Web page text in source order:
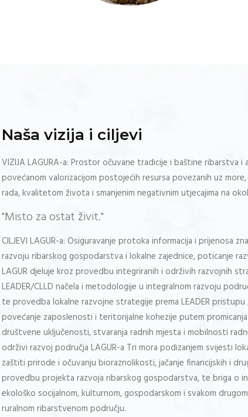
Naša vizija i ciljevi
VIZIJA LAGURA-a: Prostor očuvane tradicije i baštine ribarstva i
povećanom valorizacijom postojećih resursa povezanih uz
rada, kvalitetom života i smanjenim negativnim utjecajima na
"Misto za ostat živit."
CILJEVI LAGUR-a: Osiguravanje protoka informacija i prijenosa
razvoju ribarskog gospodarstva i lokalne zajednice, poticanje
LAGUR djeluje kroz provedbu integriranih i održivih razvojnih
LEADER/CLLD načela i metodologije u integralnom razvoju
te provedba lokalne razvojne strategije prema LEADER pristupu
povećanje zaposlenosti i teritorijalne kohezije putem
društvene uključenosti, stvaranja radnih mjesta i mobilnosti
održivi razvoj područja LAGUR-a Tri mora podizanjem svijesti
zaštiti prirode i očuvanju bioraznolikosti, jačanje financijskih i
provedbu projekta razvoja ribarskog gospodarstva, te briga o
ekološko socijalnom, kulturnom, gospodarskom i svakom
ruralnom ribarstvenom području.